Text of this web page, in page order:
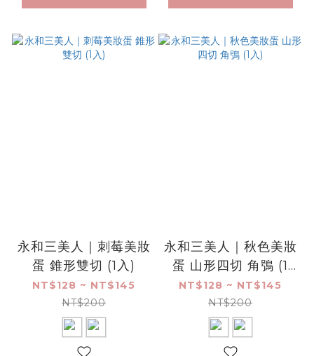
永和三美人｜刺莓美妝
蛋 錐形雙切 (1入)
NT$128 ~ NT$145
NT$200
永和三美人｜秋色美妝
蛋 山形四切 角鴞 (1
入)
NT$128 ~ NT$145
NT$200